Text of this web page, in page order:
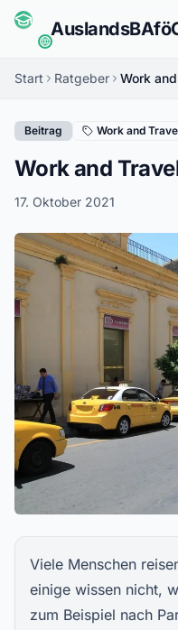
Auslands
Start Ratgeber Work
Beitrag Work and
Work and
17. Oktober 2021
Viele Menschen
einige wissen nicht,
zum Beispiel nach